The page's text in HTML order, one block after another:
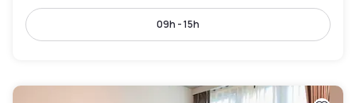
09h - 15h